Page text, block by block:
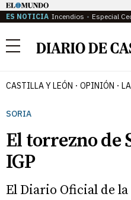
ES NOTICIA Incendios Especial
Menú
CASTILLA Y LEÓN OPINIÓN
SORIA
El torrezno de
IGP
El Diario Oficial de